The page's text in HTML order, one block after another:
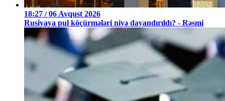
18:27 / 06 Avqust 2026
Rusiyaya pul köçürmələri niyə dayandırıldı? - Rəsmi